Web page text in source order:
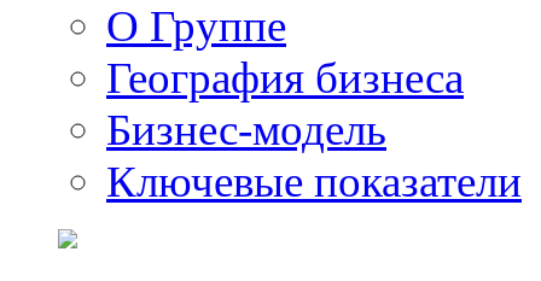
О Группе
География бизнеса
Бизнес-модель
Ключевые показатели